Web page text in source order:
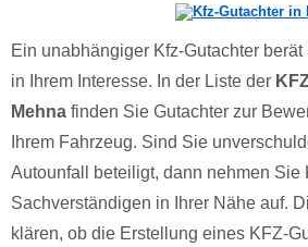
Ein unabhängiger Kfz-Gutachter
in Ihrem Interesse. In der Liste der
Mehna finden Sie Gutachter zur
Ihrem Fahrzeug. Sind Sie
Autounfall beteiligt, dann nehmen Sie
Sachverständigen in Ihrer Nähe auf.
klären, ob die Erstellung eines KFZ-